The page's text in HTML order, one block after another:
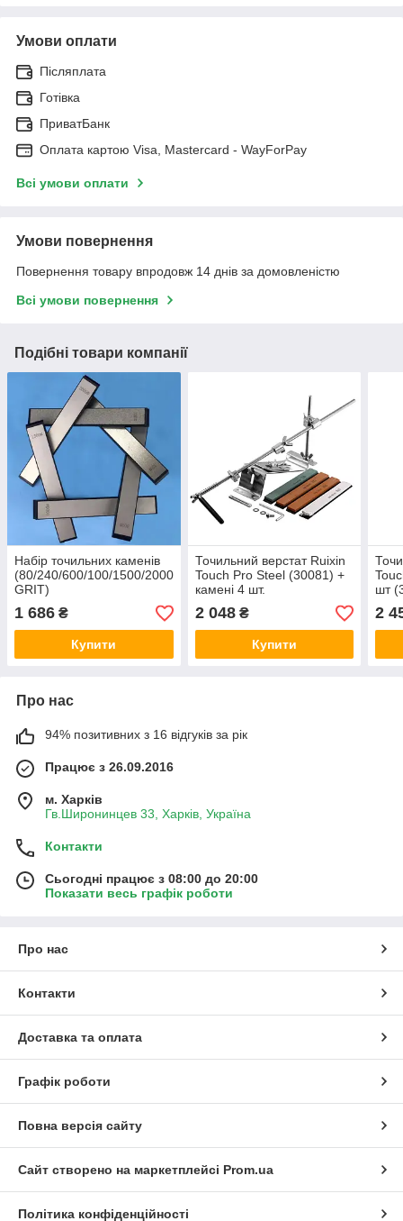
Умови оплати
Післяплата
Готівка
ПриватБанк
Оплата картою Visa, Mastercard - WayForPay
Всі умови оплати
Умови повернення
Повернення товару впродовж 14 днів за домовленістю
Всі умови повернення
Подібні товари компанії
Набір точильних каменів
(80/240/600/100/1500/2000
GRIT)
1 686 ₴
Купити
Точильний верстат Ruixin
Touch Pro Steel (30081) +
камені 4 шт.
2 048₴
Купити
шт
2
Про нас
94% позитивних з 16 відгуків за рік
Працює з 26.09.2016
м. Харків
Гв.Широнинцев 33, Харків, Україна
Контакти
Сьогодні працює з 08:00 до 20:00
Показати весь графік роботи
Про нас
Контакти
Доставка та оплата
Графік роботи
Повна версія сайту
Сайт створено на маркетплейсі Prom.ua
Політика конфіденційності